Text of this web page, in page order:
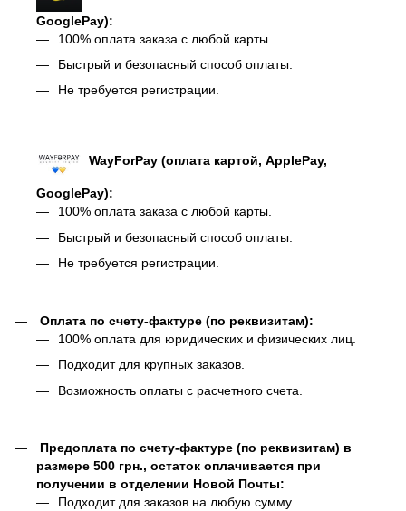
GooglePay):
100% оплата заказа с любой карты.
Быстрый и безопасный способ оплаты.
Не требуется регистрации.
WayForPay (оплата картой, ApplePay,
GooglePay):
100% оплата заказа с любой карты.
Быстрый и безопасный способ оплаты.
Не требуется регистрации.
Оплата по счету-фактуре (по реквизитам):
100% оплата для юридических и физических лиц.
Подходит для крупных заказов.
Возможность оплаты с расчетного счета.
Предоплата по счету-фактуре (по реквизитам) в
размере 500 грн., остаток оплачивается при
получении в отделении Новой Почты:
Подходит для заказов на любую сумму.